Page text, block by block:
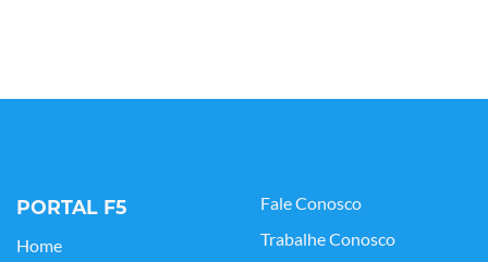
PORTAL F5
Home
Fale Conosco
Trabalhe Conosco